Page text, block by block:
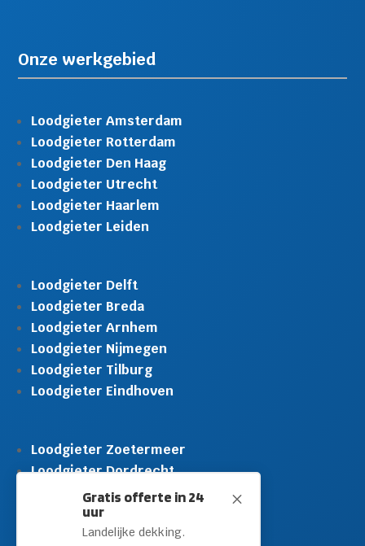
M
Gratis offerte in 24
uur
Landelijke dekking.
Onze werkgebied
Loodgieter Amsterdam
Loodgieter Rotterdam
Loodgieter Den Haag
Loodgieter Utrecht
Loodgieter Haarlem
Loodgieter Leiden
Loodgieter Delft
Loodgieter Breda
Loodgieter Arnhem
Loodgieter Nijmegen
Loodgieter Tilburg
Loodgieter Eindhoven
Loodgieter Zoetermeer
Loodgieter Dordrecht
Loodgieter Rijswijk
Loodgieter Schiedam
Loodgieter Leidschendam